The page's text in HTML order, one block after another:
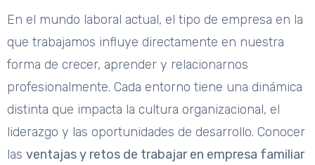
En el mundo laboral actual, el tipo de empresa en la
que trabajamos influye directamente en nuestra
forma de crecer, aprender y relacionarnos
profesionalmente. Cada entorno tiene una dinámica
distinta que impacta la cultura organizacional, el
liderazgo y las oportunidades de desarrollo. Conocer
las ventajas y retos de trabajar en empresa familiar